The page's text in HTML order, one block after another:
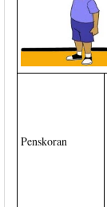
Penskoran